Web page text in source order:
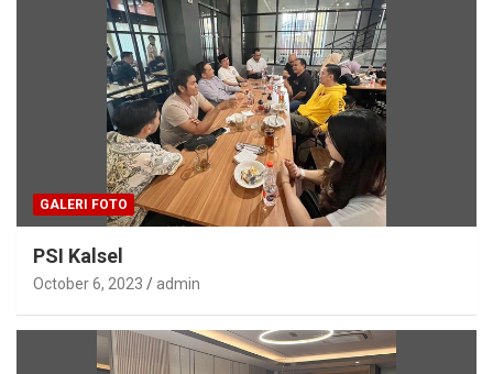
GALERI FOTO
PSI Kalsel
October 6, 2023 admin